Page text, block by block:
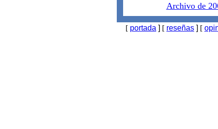
Archivo de
[ portada ] [ reseñas ] [